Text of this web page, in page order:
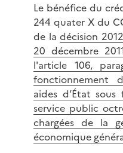
Le bénéfice du
244 quater X du
de ladécision
20 décembre
l'article 106,
fonctionnement
aides d’État
service public
chargées de la
économique